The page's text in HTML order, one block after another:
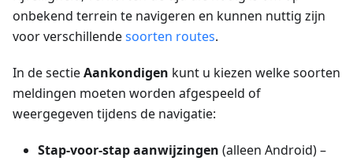
onbekend terrein te navigeren en kunnen nuttig zijn
voor verschillendesoorten routes.
In de sectieAankondigen kunt u kiezen welke soorten
meldingen moeten worden afgespeeld of
weergegeven tijdens de navigatie:
Stap-voor-stap aanwijzingen (alleen Android) –